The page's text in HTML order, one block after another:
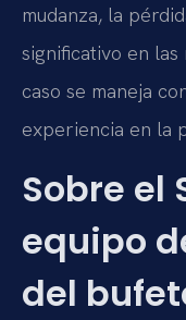
mudanza, la
significativo en las
caso se maneja
experiencia en la
Sobre el
equipo
del